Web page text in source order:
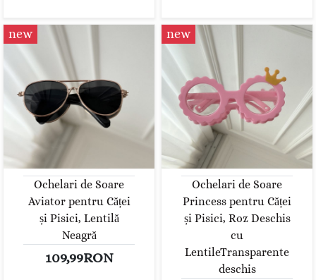
new
Ochelari de Soare
Aviator pentru Căței
și Pisici, Lentilă
Neagră
109,99RON
new
Ochelari de Soare
Princess pentru Căței
și Pisici, Roz Deschis
cu
LentileTransparente
deschis